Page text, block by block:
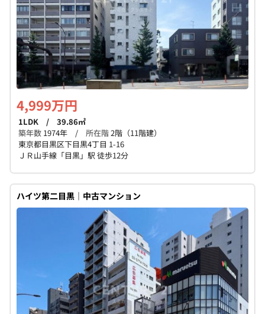
4,999万円
1LDK / 39.86㎡
築年数 1974年 / 所在階2階（11階建）
東京都目黒区下目黒4丁目 1-16
ＪＲ山手線「目黒」駅 徒歩12分
ハイツ第二目黒｜中古マンション